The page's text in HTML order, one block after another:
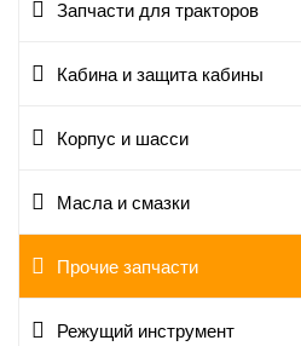
Запчасти для тракторов
Кабина и защита кабины
Корпус и шасси
Масла и смазки
Прочие запчасти
Режущий инструмент